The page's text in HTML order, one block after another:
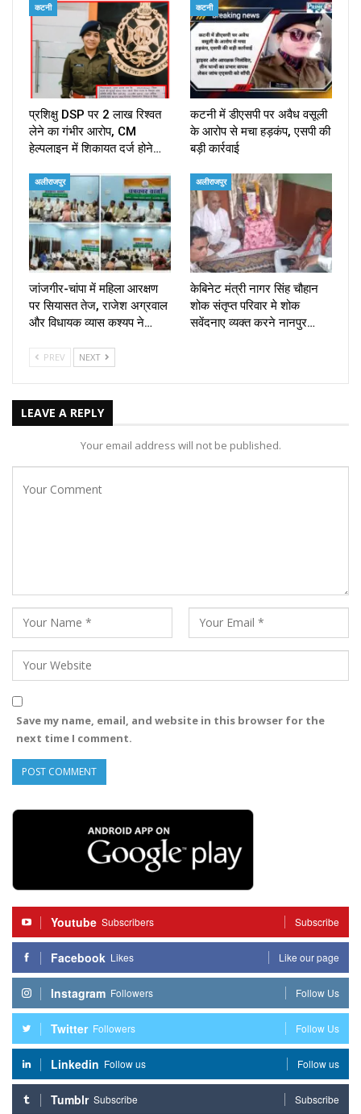
कटनी
प्रशिक्षु DSP पर ₹2 लाख रिश्वत
लेने का गंभीर आरोप, CM
हेल्पलाइन में शिकायत दर्ज होने…
कटनी
कटनी में डीएसपी पर अवैध वसूली
के आरोप से मचा हड़कंप, एसपी की
बड़ी कार्रवाई
अलीराजपुर
जांजगीर-चांपा में महिला आरक्षण
पर सियासत तेज, राजेश अग्रवाल
और विधायक व्यास कश्यप ने…
अलीराजपुर
केबिनेट मंत्री नागर सिंह चौहान
शोक संतृप्त परिवार मे शोक
सवेंदनाए व्यक्त करने नानपुर…
PREV NEXT
LEAVE A REPLY
Your email address will not be published.
Save my name, email, and website in this browser for the
next time I comment.
Youtube Subscribers Subscribe
Facebook Likes Like our page
Instagram Followers Follow Us
Twitter Followers Follow Us
Linkedin Follow us Follow us
Tumblr Subscribe Subscribe